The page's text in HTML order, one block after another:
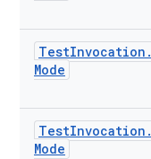
TestInvocation .
Mode
TestInvocation .
Mode